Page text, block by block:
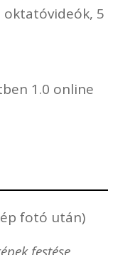
oktatóvideók, 5
1.0 online
fotó után)
festése